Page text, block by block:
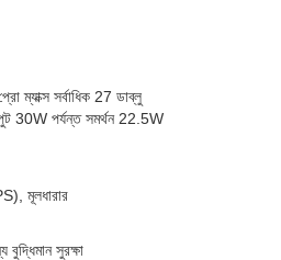
ম্যাক্স সর্বাধিক 27 ডাব্লু
30W পর্যন্ত সমর্থন 22.5W
মূলধারার
সুরক্ষা